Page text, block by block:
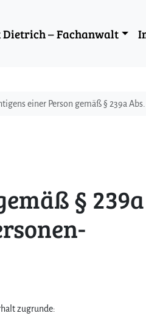
– Fachanwalt
einer Person gemäß § 239a
§ 239a
zugrunde: